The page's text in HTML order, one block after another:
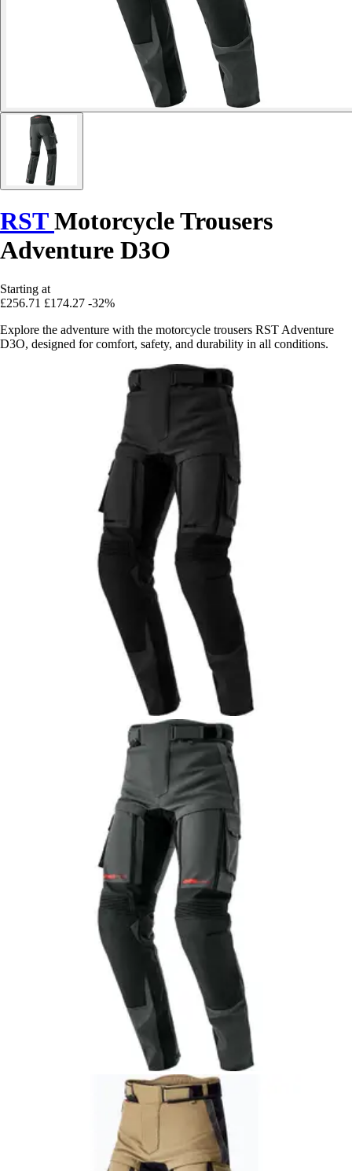
RSTMotorcycle Trousers
Adventure D3O
Starting at
£256.71 £174.27 -32%
Explore the adventure with the motorcycle trousers RST Adventure
D3O, designed for comfort, safety, and durability in all conditions.